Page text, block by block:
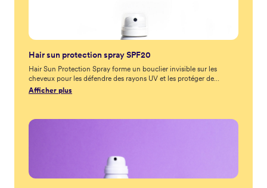
Hair sun protection spray SPF20
Hair Sun Protection Spray forme un bouclier invisible sur les
cheveux pour les défendre des rayons UV et les protéger de
l'exposition au soleil. Il est résistant à l’eau et aide à réduire la
Afficher plus